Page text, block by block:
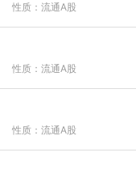
性质：流通A股
性质：流通A股
性质：流通A股